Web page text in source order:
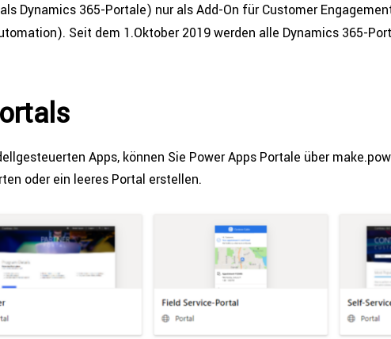
Dynamics 365-Portale) nur als Add-On für Customer
Seit dem 1.Oktober 2019 werden alle Dynamics 365-
Apps, können Sie Power Apps Portale über
oder ein leeres Portal erstellen.